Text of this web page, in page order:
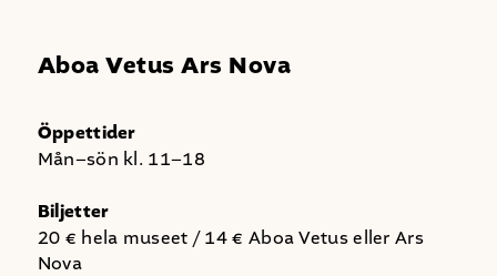
Aboa Vetus Ars Nova
Öppettider
Mån–sön kl. 11–18
Biljetter
20 € hela museet / 14 € Aboa Vetus eller Ars
Nova